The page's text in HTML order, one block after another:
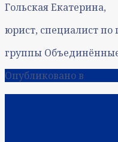
Гольская Екатерина,
юрист, специалист по
группы
Опубликовано в